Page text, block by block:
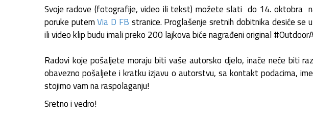
Svoje radove (fotografije, video ili tekst) možete slati do 14. oktobra
poruke putemVia D FBstranice. Proglašenje sretnih dobitnika desiće
ili video klip budu imali preko 200 lajkova biće nagrađeni original
Radovi koje pošaljete moraju biti vaše autorsko djelo, inače neće biti
obavezno pošaljete i kratku izjavu o autorstvu, sa kontakt podacima,
stojimo vam na raspolaganju!
Sretno i vedro!